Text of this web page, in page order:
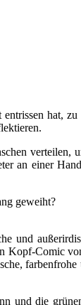
hat,
verteilen,
an einer
geweiht?
und
Kopf-Comic
und die